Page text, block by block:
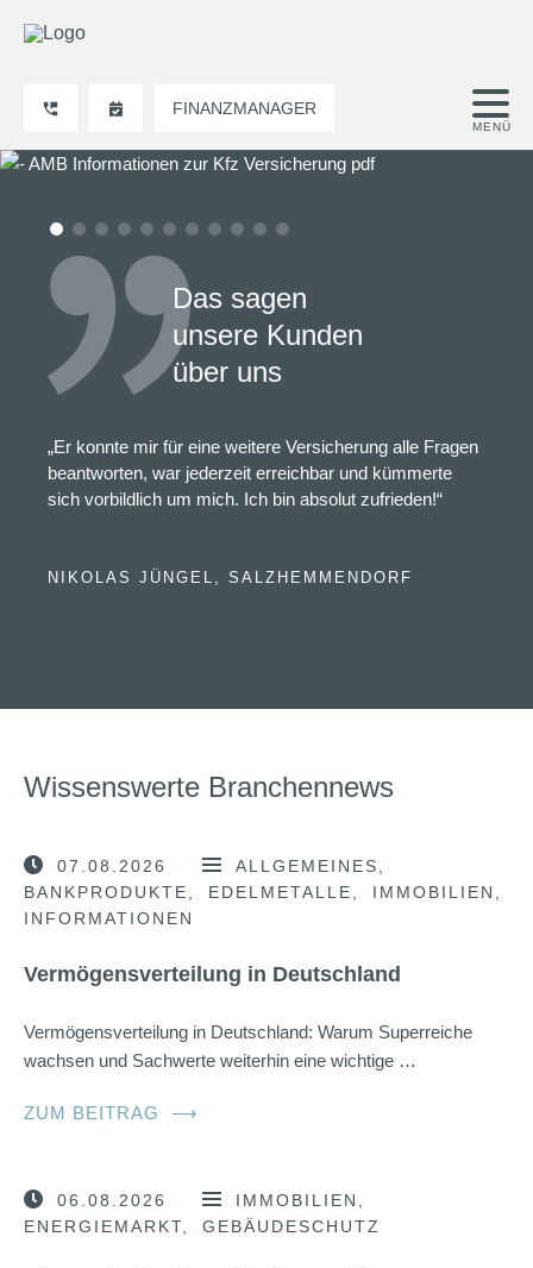
FINANZMANAGER
Das sagen
unsere Kunden
über uns
„Er konnte mir für eine weitere Versicherung alle Fragen
beantworten, war jederzeit erreichbar und kümmerte
sich vorbildlich um mich. Ich bin absolut zufrieden!“
NIKOLAS JÜNGEL, SALZHEMMENDORF
Wissenswerte Branchennews
07.08.2026
ALLGEMEINES
BANKPRODUKTE
EDELMETALLE
IMMOBILIEN
INFORMATIONEN
Vermögensverteilung in Deutschland
Vermögensverteilung in Deutschland: Warum Superreiche
wachsen und Sachwerte weiterhin eine wichtige …
ZUM BEITRAG ⟶
06.08.2026
IMMOBILIEN
ENERGIEMARKT
GEBÄUDESCHUTZ